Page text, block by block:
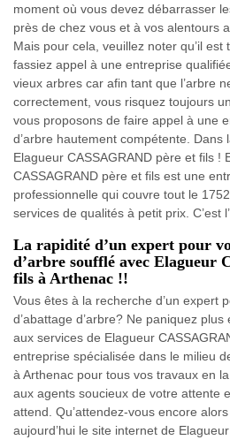
moment où vous devez débarrasser
près de chez vous et à vos alentours
Mais pour cela, veuillez noter qu’il
fassiez appel à une entreprise
vieux arbres car afin tant que l’arbre
correctement, vous risquez toujours
vous proposons de faire appel à une
d’arbre hautement compétente. Dans
Elagueur CASSAGRAND père et fils !
CASSAGRAND père et fils est une
professionnelle qui couvre tout le
services de qualités à petit prix. C’est
La rapidité d’un expert pour
d’arbre soufflé avec Elagueur
fils à Arthenac !!
Vous êtes à la recherche d’un expert
d’abattage d’arbre? Ne paniquez
aux services de Elagueur
entreprise spécialisée dans le milieu
à Arthenac pour tous vos travaux en
aux agents soucieux de votre attente
attend. Qu’attendez-vous encore
aujourd’hui le site internet de